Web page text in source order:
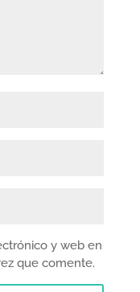
y web en
que comente.